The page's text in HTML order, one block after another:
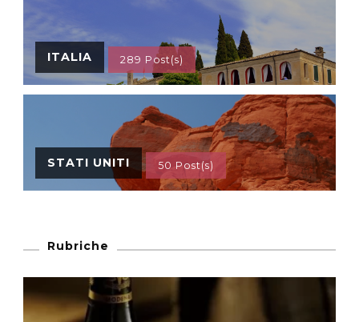
ITALIA 289 Post(s)
STATI UNITI 50 Post(s)
Rubriche